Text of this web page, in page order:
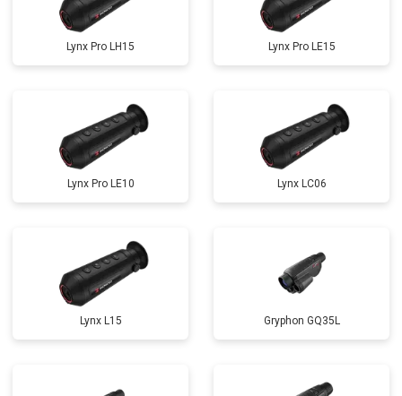
Lynx Pro LH15 Lynx Pro LE15
Lynx Pro LE10 Lynx LC06
Lynx L15 Gryphon GQ35L